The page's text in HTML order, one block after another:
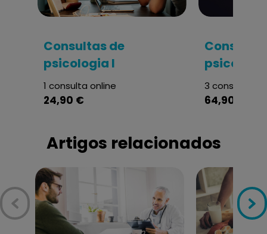
Consultas de
psicologia I
1 consulta online
24,90 €
3 consultas
64,90 €
Artigos relacionados